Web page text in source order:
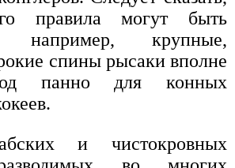
правила могут быть
например, крупные,
спины рысаки вполне
панно для конных
и чистокровных